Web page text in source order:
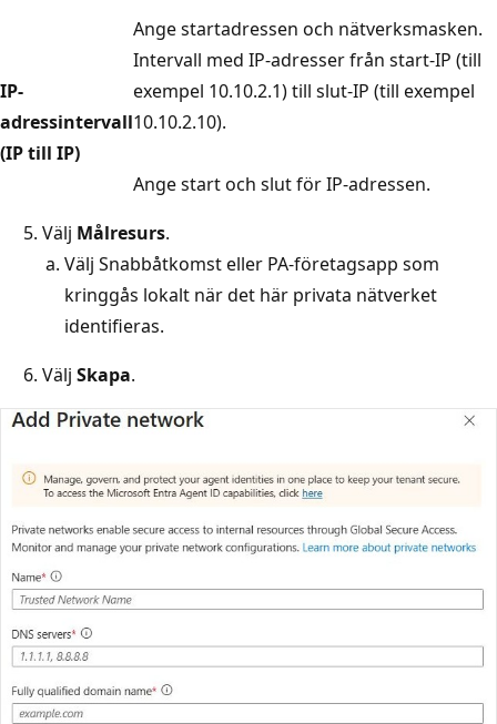
Ange startadressen och nätverksmasken.
IP-
adressintervall
(IP till IP)
Intervall med IP-adresser från start-IP (till
exempel 10.10.2.1) till slut-IP (till exempel
10.10.2.10).
Ange start och slut för IP-adressen.
Välj Målresurs.
Välj Snabbåtkomst eller PA-företagsapp som
kringgås lokalt när det här privata nätverket
identifieras.
Välj Skapa.